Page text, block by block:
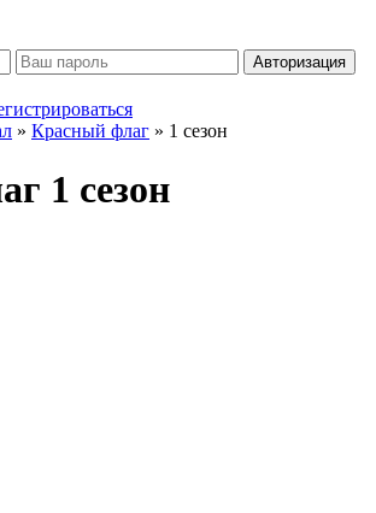
Авторизация
» Красный флаг » 1 сезон
1 сезон